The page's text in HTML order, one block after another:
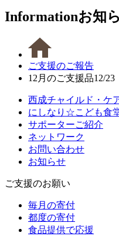
Informationお知
ご支援のご報告
12月のご支援品12/
西成チャイルド・ケ
にしなり☆こども食
サポーターご紹介
ネットワーク
お問い合わせ
お知らせ
ご支援のお願い
毎月の寄付
都度の寄付
食品提供で応援